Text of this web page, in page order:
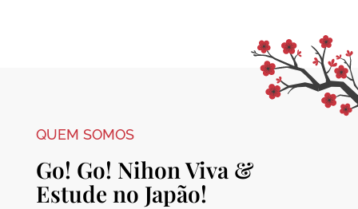
QUEM SOMOS
Go! Go! Nihon Viva &
Estude no Japão!